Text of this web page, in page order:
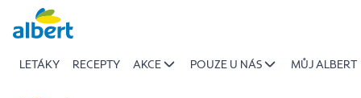
Přeskočit
LETÁKY RECEPTY AKCE POUZE U NÁS MŮJ ALBERT